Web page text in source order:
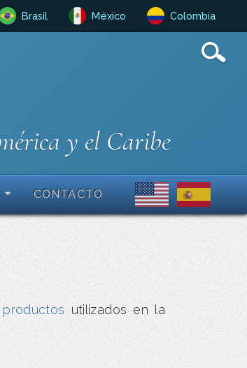
Brasil México Colombia
y el Caribe
CONTACTO
productos utilizados en la